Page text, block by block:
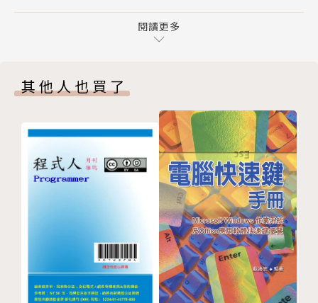
‧認識雲端雲算與服務模式
‧認識MVC與ASP.NET MVC專案實作和開發技巧
‧設計Model資料模型基本概念與開發實踐
‧View設計概念以及HTML、Razor語法的使用
‧學習Controller實作技巧，以及串接View和Model
的方法
‧整合MVC之實作-使用者登入系統
‧應用系統-網路訂票雲端系統
‧部署應用系統到公有雲環境操作方法
‧操作Microsoft Azure自動調節(Auto Scaling)方法
‧介紹ASP.NET Core 1.0
第十五章
閱讀更多
其他人也買了